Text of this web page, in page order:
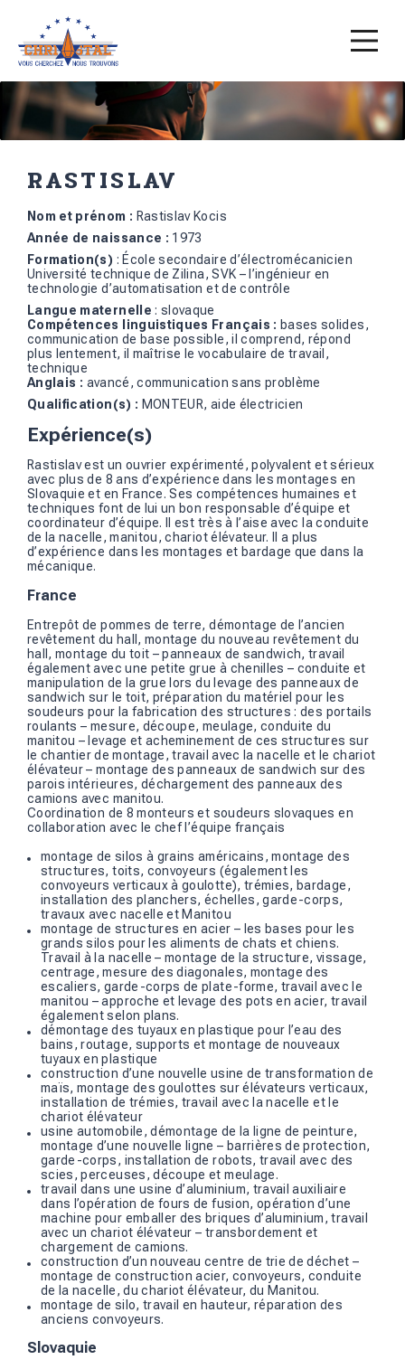
RASTISLAV
Nom et prénom : Rastislav Kocis
Année de naissance : 1973
Formation(s) : École secondaire d’électromécanicien
Université technique de Zilina, SVK – l’ingénieur en
technologie d’automatisation et de contrôle
Langue maternelle : slovaque
Compétences linguistiques Français : bases solides,
communication de base possible, il comprend, répond
plus lentement, il maîtrise le vocabulaire de travail,
technique
Anglais : avancé, communication sans problème
Qualification(s) : MONTEUR, aide électricien
Expérience(s)
Rastislav est un ouvrier expérimenté, polyvalent et sérieux
avec plus de 8 ans d’expérience dans les montages en
Slovaquie et en France. Ses compétences humaines et
techniques font de lui un bon responsable d’équipe et
coordinateur d’équipe. Il est très à l’aise avec la conduite
de la nacelle, manitou, chariot élévateur. Il a plus
d’expérience dans les montages et bardage que dans la
mécanique.
France
Entrepôt de pommes de terre, démontage de l’ancien
revêtement du hall, montage du nouveau revêtement du
hall, montage du toit – panneaux de sandwich, travail
également avec une petite grue à chenilles – conduite et
manipulation de la grue lors du levage des panneaux de
sandwich sur le toit, préparation du matériel pour les
soudeurs pour la fabrication des structures : des portails
roulants – mesure, découpe, meulage, conduite du
manitou – levage et acheminement de ces structures sur
le chantier de montage, travail avec la nacelle et le chariot
élévateur – montage des panneaux de sandwich sur des
parois intérieures, déchargement des panneaux des
camions avec manitou.
Coordination de 8 monteurs et soudeurs slovaques en
collaboration avec le chef l’équipe français
montage de silos à grains américains, montage des
structures, toits, convoyeurs (également les
convoyeurs verticaux à goulotte), trémies, bardage,
installation des planchers, échelles, garde-corps,
travaux avec nacelle et Manitou
montage de structures en acier – les bases pour les
grands silos pour les aliments de chats et chiens.
Travail à la nacelle – montage de la structure, vissage,
centrage, mesure des diagonales, montage des
escaliers, garde-corps de plate-forme, travail avec le
manitou – approche et levage des pots en acier, travail
également selon plans.
démontage des tuyaux en plastique pour l’eau des
bains, routage, supports et montage de nouveaux
tuyaux en plastique
construction d’une nouvelle usine de transformation de
maïs, montage des goulottes sur élévateurs verticaux,
installation de trémies, travail avec la nacelle et le
chariot élévateur
usine automobile, démontage de la ligne de peinture,
montage d’une nouvelle ligne – barrières de protection,
garde-corps, installation de robots, travail avec des
scies, perceuses, découpe et meulage.
travail dans une usine d’aluminium, travail auxiliaire
dans l’opération de fours de fusion, opération d’une
machine pour emballer des briques d’aluminium, travail
avec un chariot élévateur – transbordement et
chargement de camions.
construction d’un nouveau centre de trie de déchet –
montage de construction acier, convoyeurs, conduite
de la nacelle, du chariot élévateur, du Manitou.
montage de silo, travail en hauteur, réparation des
anciens convoyeurs.
Slovaquie